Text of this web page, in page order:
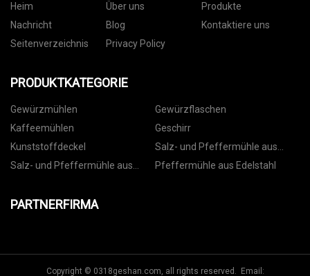
Heim Über uns
Produkte
Nachricht
Blog
Kontaktiere uns
Seitenverzeichnis
Privacy Policy
PRODUKTKATEGORIE
Gewürzmühlen
Gewürzflaschen
Kaffeemühlen
Geschirr
Kunststoffdeckel
Salz- und Pfeffermühle aus
Kunststoff
Salz- und Pfeffermühle aus
Pfeffermühle aus Edelstahl
PARTNERFIRMA
Copyright © 0318geshan.com, all rights reserved. Email: